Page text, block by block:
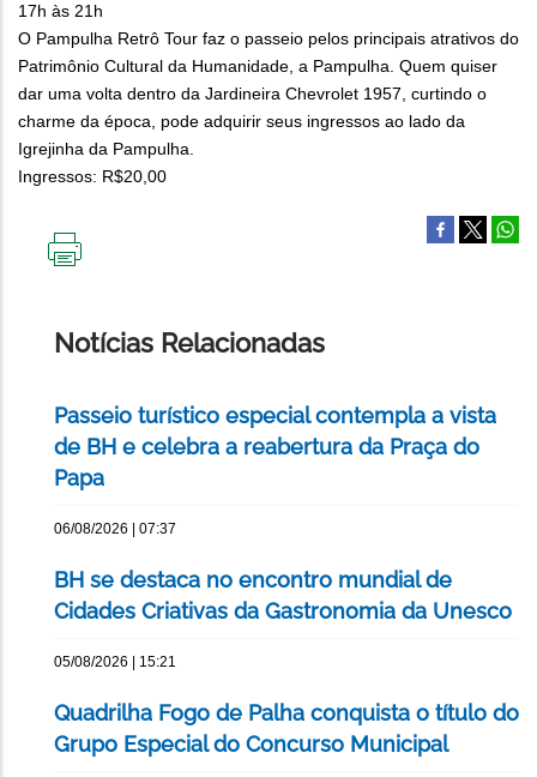
17h às 21h
O Pampulha Retrô Tour faz o passeio pelos principais atrativos do
Patrimônio Cultural da Humanidade, a Pampulha. Quem quiser
dar uma volta dentro da Jardineira Chevrolet 1957, curtindo o
charme da época, pode adquirir seus ingressos ao lado da
Igrejinha da Pampulha.
Ingressos: R$20,00
Notícias Relacionadas
Passeio turístico especial contempla a vista
de BH e celebra a reabertura da Praça do
Papa
06/08/2026 | 07:37
BH se destaca no encontro mundial de
Cidades Criativas da Gastronomia da Unesco
05/08/2026 | 15:21
Quadrilha Fogo de Palha conquista o título do
Grupo Especial do Concurso Municipal